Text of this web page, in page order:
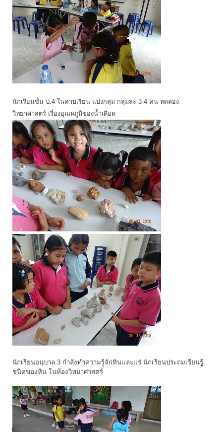
นักเรียนชั้น ป.4 ในคาบเรียน แบ่งกลุ่ม กลุ่มละ 3-4 คน ทดลอง
วิทยาศาสตร์ เรื่องอุณหภูมิของน้ำเดือด
นักเรียนอนุบาล 3 กำลังทำความรู้จักหินและแร่ นักเรียนประถมเรียนรูู้
ชนิดของหิน ในห้องวิทยาศาสตร์